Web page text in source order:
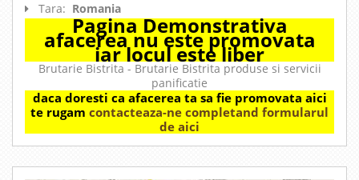
Tara: Romania
Pagina Demonstrativa
afacerea nu este promovata
iar locul este liber
Brutarie Bistrita - Brutarie Bistrita produse si servicii
panificatie
daca doresti ca afacerea ta sa fie promovata aici
te rugam contacteaza-ne completand formularul
de aici